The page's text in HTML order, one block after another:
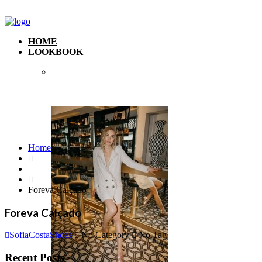
HOME
LOOKBOOK
Home
Foreva Calçado
Foreva Calçado
SofiaCostaShoes No Category No Tag
Recent Posts